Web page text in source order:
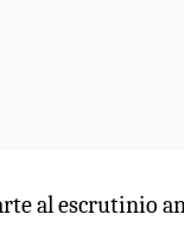
al escrutinio